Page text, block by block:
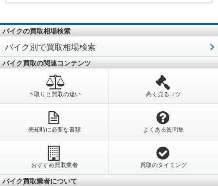
バイクの買取相場検索
バイク別で買取相場検索
バイク買取の関連コンテンツ
下取りと買取の違い 高く売るコツ
売却時に必要な書類 よくある質問集
おすすめ買取業者 買取のタイミング
バイク買取業者について